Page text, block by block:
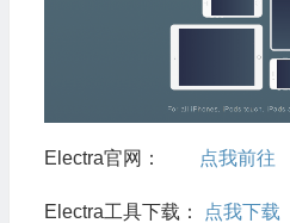
Electra官网： 点我前往
Electra工具下载： 点我下载